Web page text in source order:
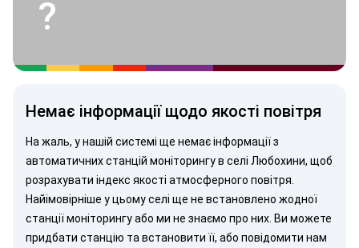
?
Немає інформації щодо якості повітря
На жаль, у нашій системі ще немає інформації з
автоматичних станцій моніторингу в селі Любохини, щоб
розрахувати індекс якості атмосферного повітря.
Найімовірніше у цьому селі ще не встановлено жодної
станції моніторингу або ми не знаємо про них. Ви можете
придбати станцію та встановити її, або повідомити нам